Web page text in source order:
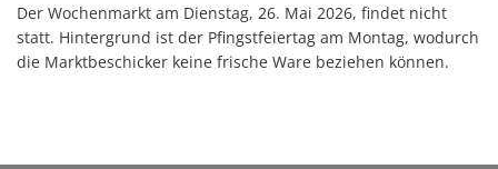
Der Wochenmarkt am Dienstag, 26. Mai 2026, findet nicht
statt. Hintergrund ist der Pfingstfeiertag am Montag, wodurch
die Marktbeschicker keine frische Ware beziehen können.